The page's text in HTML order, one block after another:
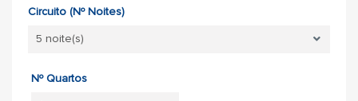
Circuito (Nº Noites)
Nº Quartos